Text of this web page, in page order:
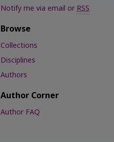
Notify me via email orRSS
Browse
Collections
Disciplines
Authors
Author Corner
Author FAQ